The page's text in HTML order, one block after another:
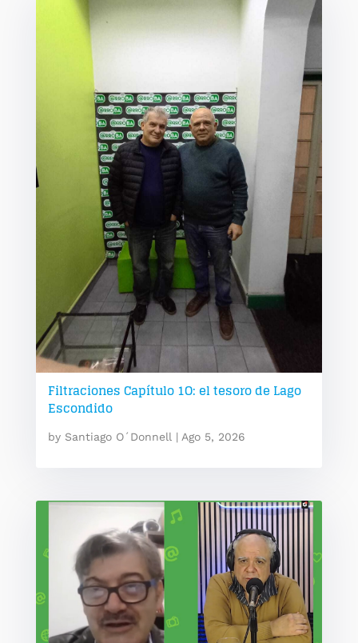
Filtraciones Capítulo 1O: el tesoro de Lago
Escondido
by Santiago O´Donnell| Ago 5, 2026